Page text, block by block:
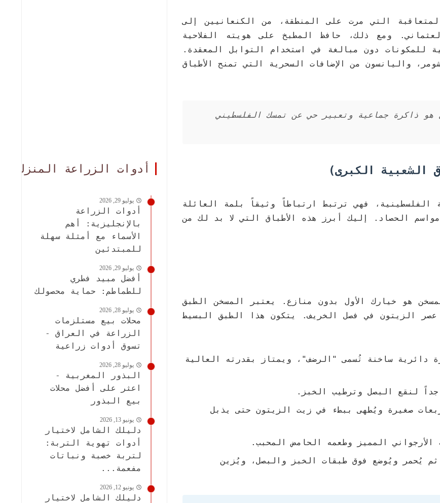
التي مرت على المنطقة، من الكنعانيين إلى
ومع ذلك، حافظ المطبخ على هويته الفلاحية
للمكونات دون مبالغة في استخدام التوابل المعقدة.
واليانسون من الإضافات السحرية التي تمنح الأطباق
ذاكرة جماعية وتعبير حي عن تمسك الفلسطيني
الشعبية الكبرى)
الفلسطينية، فهي ترتبط ارتباطاً وثيقاً بلمة العائلة
الحصاد. إليك أبرز هذه الأطباق التي لا بد لك من
هو خيارك الأول بدون منازع. يعتبر المسخن الطبق
عصر الزيتون في فصل الخريف. يتكون هذا الطبق البسيط
دائرية ساخنة تُسمى "الرضف"، ويمتاز بقدرته العالية
لنقع البصل وترطيب الخبز.
صغيرة ويُطهى ببطء في زيت الزيتون حتى يذبل
المميز وطعمه الحامض المحبب.
يُحمر ويُوضع فوق طبقات الخبز والبصل، ويُزين
أدوات الزراعة المنزلية
يوليو 29, 2026
أدوات الزراعة
بالإنجليزية: أهم
الأسماء مع أمثلة سهلة
للمبتدئين
يوليو 29, 2026
أفضل مبيد فطري
للطماطم: حماية محصولك
يوليو 28, 2026
محلات بيع مستلزمات
الزراعة في العراق -
تسوق أدوات زراعية
يوليو 28, 2026
البذور المغربية -
اعثر على أفضل محلات
بيع البذور
يونيو 13, 2026
دليلك الشامل لاختيار
أدوات تهوية التربة:
لتربة خصبة ونباتات
مفعمة...
يونيو 12, 2026
دليلك الشامل لاختيار